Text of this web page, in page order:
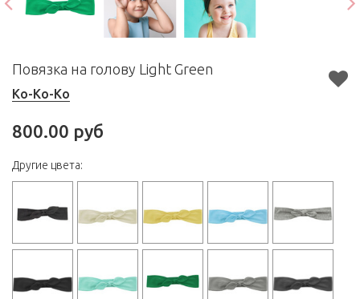
Повязка на голову Light Green
Ko-Ko-Ko
800.00 руб
Другие цвета: